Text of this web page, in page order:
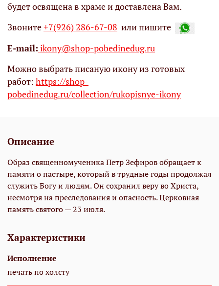
будет освящена в храме и доставлена Вам.
Звоните+7(926) 286-67-08 или пишите
Е-mail: ikony@shop-pobedinedug.ru
Можно выбрать писаную икону из готовых
работ: https://shop-
pobedinedug.ru/collection/rukopisnye-ikony
Описание
Образ священномученика Петр Зефиров обращает к
памяти о пастыре, который в трудные годы продолжал
служить Богу и людям. Он сохранил веру во Христа,
несмотря на преследования и опасность. Церковная
память святого — 23 июля.
Характеристики
Исполнение
печать по холсту